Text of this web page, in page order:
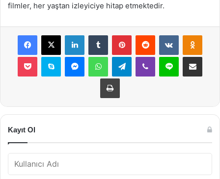
filmler, her yaştan izleyiciye hitap etmektedir.
Facebook
X LinkedInTumblr PinterestReddit VKontakte
Pocket Skype MessengerWhatsAppTelegramViber Line E-Posta ile
Yazdır
Kayıt Ol